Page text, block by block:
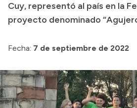
Consulta de expedientes
Convocatorias
Login
Cuy, representó al país en la
proyecto denominado
Fecha: 7 de septiembre de 2022